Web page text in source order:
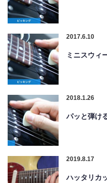
2017.6.10
ミニスウィ
2018.1.26
パッと弾け
2019.8.17
ハッタリカ